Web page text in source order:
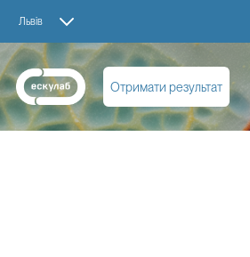
Львів
Отримати результат